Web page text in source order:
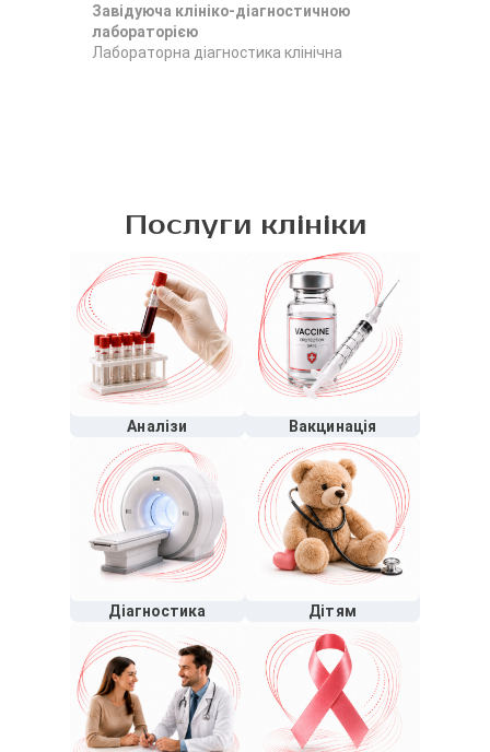
Завідуюча клініко-діагностичною
лабораторією
Лабораторна діагностика клінічна
Послуги клініки
Аналізи Вакцинація
Діагностика Дітям